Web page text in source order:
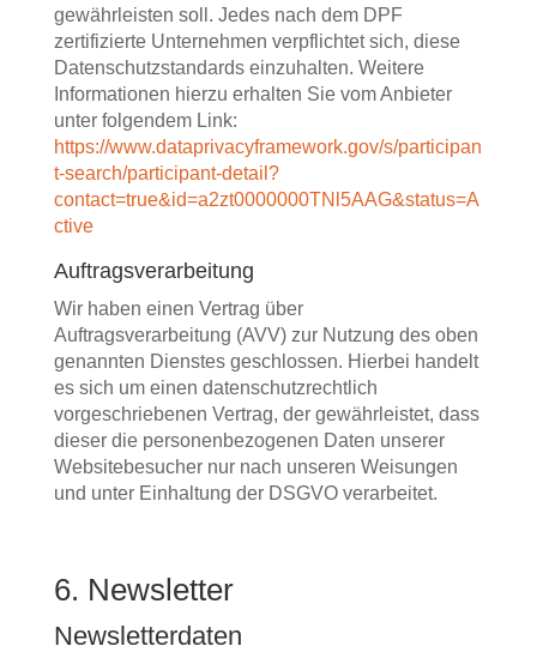
gewährleisten soll. Jedes nach dem DPF
zertifizierte Unternehmen verpflichtet sich, diese
Datenschutzstandards einzuhalten. Weitere
Informationen hierzu erhalten Sie vom Anbieter
unter folgendem Link:
https://www.dataprivacyframework.gov/s/participan
t-search/participant-detail?
contact=true&id=a2zt0000000TNl5AAG&status=A
ctive
Auftragsverarbeitung
Wir haben einen Vertrag über
Auftragsverarbeitung (AVV) zur Nutzung des oben
genannten Dienstes geschlossen. Hierbei handelt
es sich um einen datenschutzrechtlich
vorgeschriebenen Vertrag, der gewährleistet, dass
dieser die personenbezogenen Daten unserer
Websitebesucher nur nach unseren Weisungen
und unter Einhaltung der DSGVO verarbeitet.
6. Newsletter
Newsletter­daten